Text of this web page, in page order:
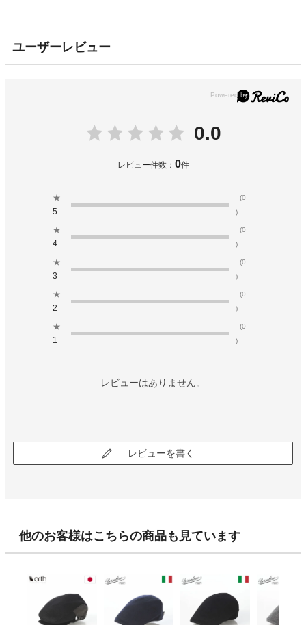
ユーザーレビュー
0.0
レビュー件数： 0件
★
5
(0
)
★
4
(0
)
★
3
(0
)
★
2
(0
)
★
1
(0
)
レビューはありません。
レビューを書く
他のお客様はこちらの商品も見ています